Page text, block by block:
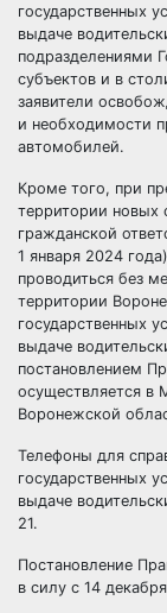
государственных
выдаче
подразделениями
субъектов и в
заявители
и необходимости
автомобилей.
Кроме того, при
территории новых
гражданской
1 января 2024
проводиться без
территории
государственных
выдаче
постановлением
осуществляется
Воронежской
Телефоны для
государственных
выдаче
21.
Постановление
в силу с 14